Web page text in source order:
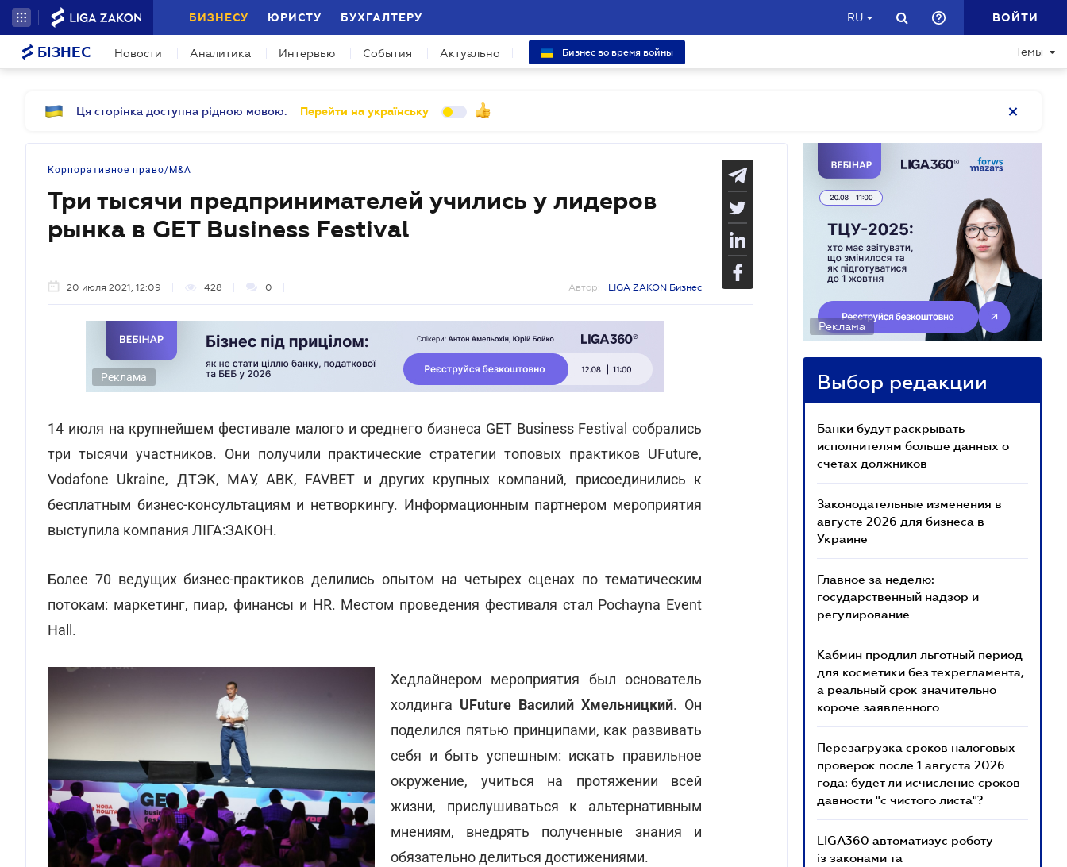
БИЗНЕСУ ЮРИСТУ БУХГАЛТЕРУ RU ВОЙТИ
БІЗНЕС Новости Аналитика Интервью События Актуально Бизнес во время войны Темы
Ця сторінка доступна рідною мовою. Перейти на українську
Корпоративное право/M&A
Три тысячи предпринимателей учились у лидеров
рынка в GET Business Festival
20 июля 2021, 12:09 428 0 Автор: LIGA ZAKON Бизнес
Реклама
14 июля на крупнейшем фестивале малого и среднего бизнеса GET Business Festival собрались
три тысячи участников. Они получили практические стратегии топовых практиков UFuture,
Vodafone Ukraine, ДТЭК, МАУ, АВК, FAVBET и других крупных компаний, присоединились к
бесплатным бизнес-консультациям и нетворкингу. Информационным партнером мероприятия
выступила компания ЛІГА:ЗАКОН.
Более 70 ведущих бизнес-практиков делились опытом на четырех сценах по тематическим
потокам: маркетинг, пиар, финансы и HR. Местом проведения фестиваля стал Pochayna Event
Hall.
Хедлайнером мероприятия был основатель
холдинга UFuture Василий Хмельницкий. Он
поделился пятью принципами, как развивать
себя и быть успешным: искать правильное
окружение, учиться на протяжении всей
жизни, прислушиваться к альтернативным
мнениям, внедрять полученные знания и
обязательно делиться достижениями.
Реклама
Выбор редакции
Банки будут раскрывать
исполнителям больше данных о
счетах должников
Законодательные изменения в
августе 2026 для бизнеса в
Украине
Главное за неделю:
государственный надзор и
регулирование
Кабмин продлил льготный период
для косметики без техрегламента,
а реальный срок значительно
короче заявленного
Перезагрузка сроков налоговых
проверок после 1 августа 2026
года: будет ли исчисление сроков
давности "с чистого листа"?
LIGA360 автоматизує роботу
із законами та